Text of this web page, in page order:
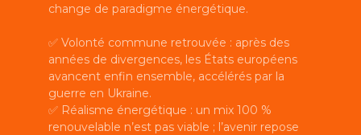
change de paradigme énergétique.
✅ Volonté commune retrouvée : après des
années de divergences, les États européens
avancent enfin ensemble, accélérés par la
guerre en Ukraine.
✅ Réalisme énergétique : un mix 100 %
renouvelable n’est pas viable ; l’avenir repose